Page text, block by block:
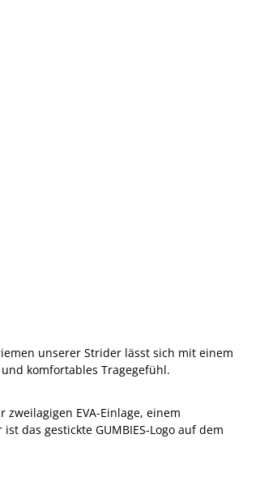
unserer Strider lässt sich mit einem
komfortables Tragegefühl.
EVA-Einlage, einem
das gestickte GUMBIES-Logo auf dem